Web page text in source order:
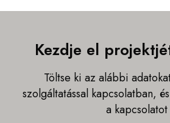
Kezdje el
Töltse ki az alábbi
szolgáltatással kapcsolatban,
a kapcsolatot